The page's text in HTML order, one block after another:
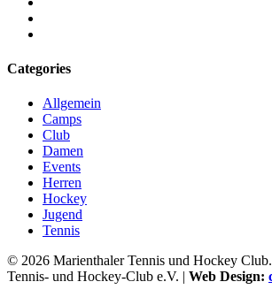
Categories
Allgemein
Camps
Club
Damen
Events
Herren
Hockey
Jugend
Tennis
© 2026 Marienthaler Tennis und Hockey
Tennis- und Hockey-Club e.V. | Web Design: